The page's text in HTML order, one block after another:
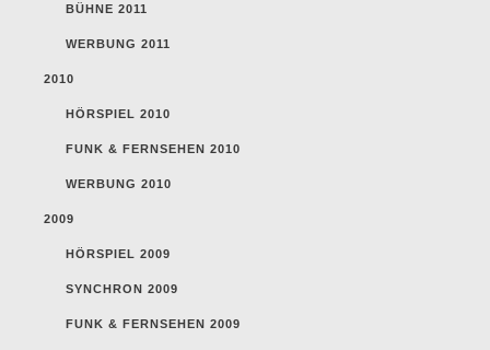
BÜHNE 2011
WERBUNG 2011
2010
HÖRSPIEL 2010
FUNK & FERNSEHEN 2010
WERBUNG 2010
2009
HÖRSPIEL 2009
SYNCHRON 2009
FUNK & FERNSEHEN 2009